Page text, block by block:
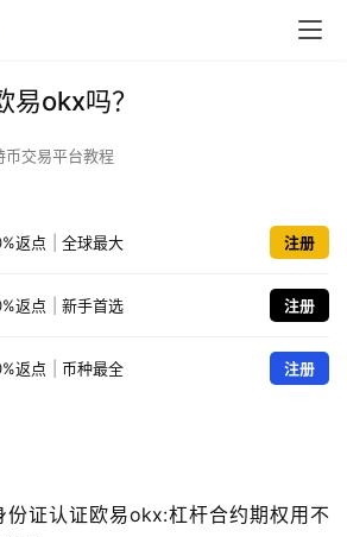
易okx吗？
币交易平台教程
返点 全球最大 注册
返点 新手首选 注册
返点 币种最全 注册
份证认证欧易okx:杠杆合约期权用不